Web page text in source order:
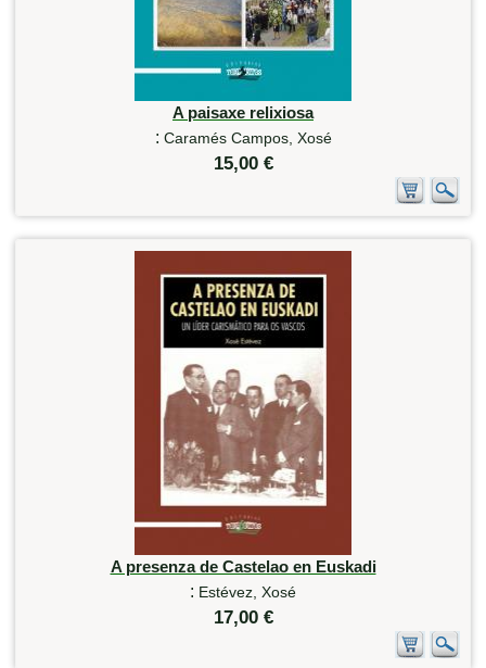
A paisaxe relixiosa
: Caramés Campos, Xosé
15,00 €
A presenza de Castelao en Euskadi
: Estévez, Xosé
17,00 €